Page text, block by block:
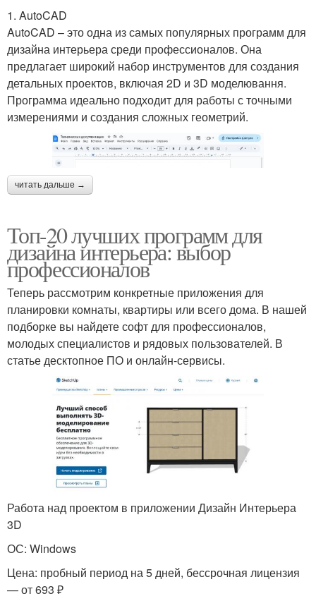
1. AutoCAD
AutoCAD – это одна из самых популярных программ для
дизайна интерьера среди профессионалов. Она
предлагает широкий набор инструментов для создания
детальных проектов, включая 2D и 3D моделювання.
Программа идеально подходит для работы с точными
измерениями и создания сложных геометрий.
читать дальше →
Топ-20 лучших программ для
дизайна интерьера: выбор
профессионалов
Теперь рассмотрим конкретные приложения для
планировки комнаты, квартиры или всего дома. В нашей
подборке вы найдете софт для профессионалов,
молодых специалистов и рядовых пользователей. В
статье десктопное ПО и онлайн-сервисы.
Работа над проектом в приложении Дизайн Интерьера
3D
ОС: Windows
Цена: пробный период на 5 дней, бессрочная лицензия
— от 693 ₽